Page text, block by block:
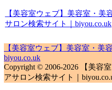
【美容室ウェブ】美容室・美
サロン検索サイト｜biyou.co.uk
【美容室ウェブ】美容室・美
biyou.co.uk
Copyright © 2006-2026 【美容
アサロン検索サイト｜